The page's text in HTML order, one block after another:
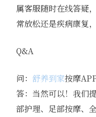
属客服随时在线答疑
常放松还是疾病康复
Q&A
问： 舒养到家按摩
答：当然可以！我们
部护理、足部按摩、